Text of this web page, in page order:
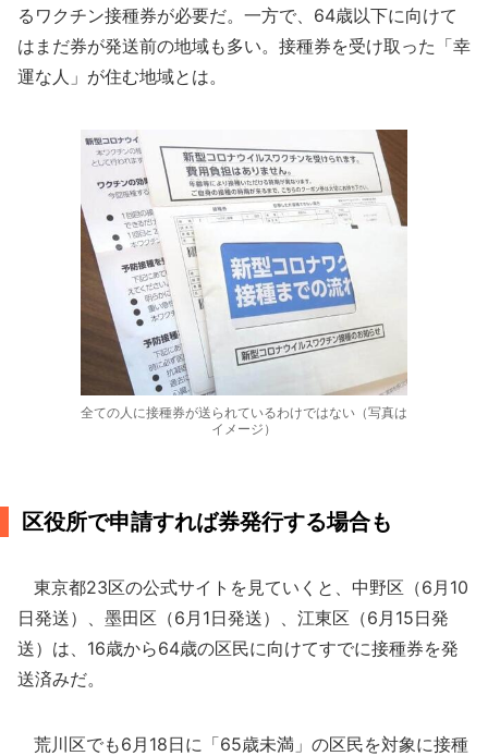
るワクチン接種券が必要だ。一方で、64歳以下に向けて
はまだ券が発送前の地域も多い。接種券を受け取った「幸
運な人」が住む地域とは。
全ての人に接種券が送られているわけではない（写真は
イメージ）
区役所で申請すれば券発行する場合も
東京都23区の公式サイトを見ていくと、中野区（6月10
日発送）、墨田区（6月1日発送）、江東区（6月15日発
送）は、16歳から64歳の区民に向けてすでに接種券を発
送済みだ。
荒川区でも6月18日に「65歳未満」の区民を対象に接種